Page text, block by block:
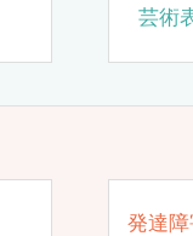
芸術
発達